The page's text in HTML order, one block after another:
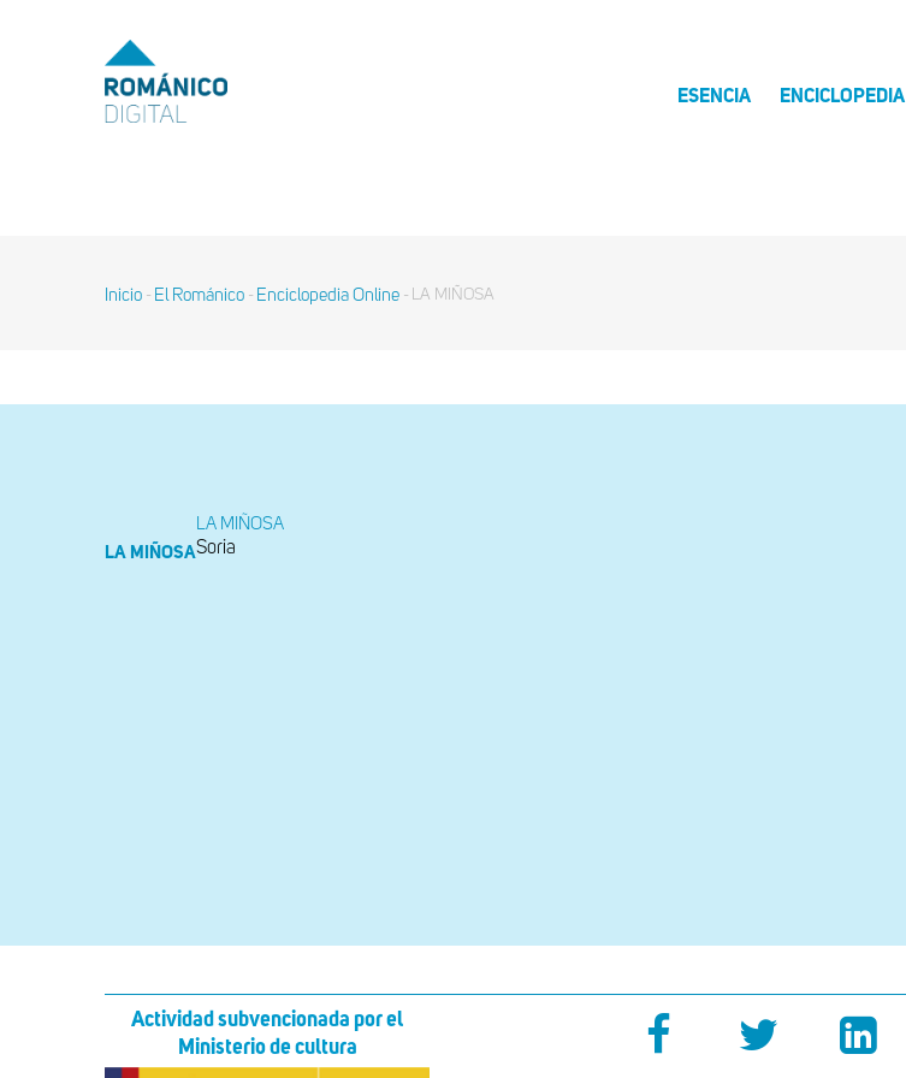
MENU
TOP
ESENCIA ENCICLOPEDIA
navegación
Inicio - El Románico - Enciclopedia Online - LA MIÑOSA
LA MIÑOSA
LA MIÑOSA
Soria
Actividad subvencionada por el
Ministerio de cultura